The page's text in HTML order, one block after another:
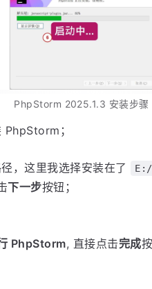
PhpStorm 2025.1.3 安装步骤
PhpStorm；
，这里我选择安装在了
E:/
下一步按钮；
PhpStorm, 直接点击完成